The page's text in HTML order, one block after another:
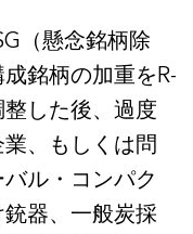
（懸念銘柄除
銘柄の加重をR-
した後、過度
、もしくは問
ル・コンパク
器、一般炭採